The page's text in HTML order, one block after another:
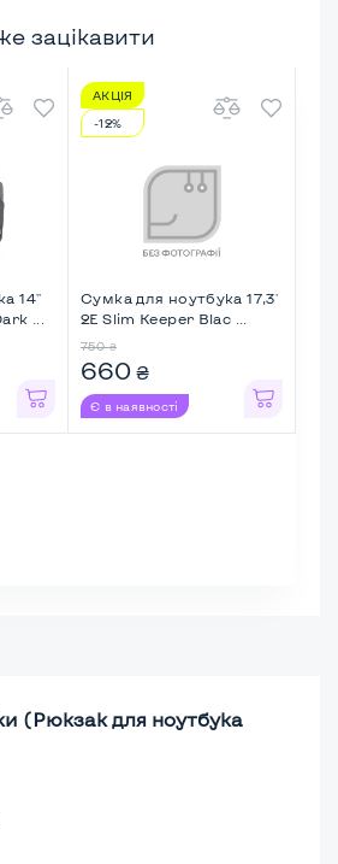
зацікавити
14''
...
АКЦІЯ
-12%
Сумка для ноутбука 17,3'
2E Slim Keeper Blac ...
750 ₴
660 ₴
Є в наявності
(Рюкзак для ноутбука